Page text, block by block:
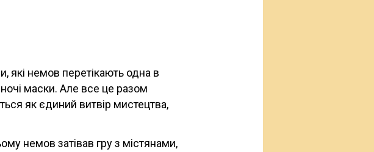
немов перетікають одна в
маски. Але все це разом
як єдиний витвір мистецтва,
немов затівав гру з містянами,